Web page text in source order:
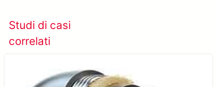
Studi di casi
correlati